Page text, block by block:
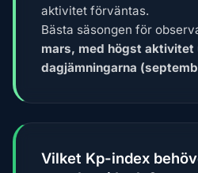
aktivitet förväntas.
Bästa säsongen för
mars, med högst aktivitet
dagjämningarna
Vilket Kp-index